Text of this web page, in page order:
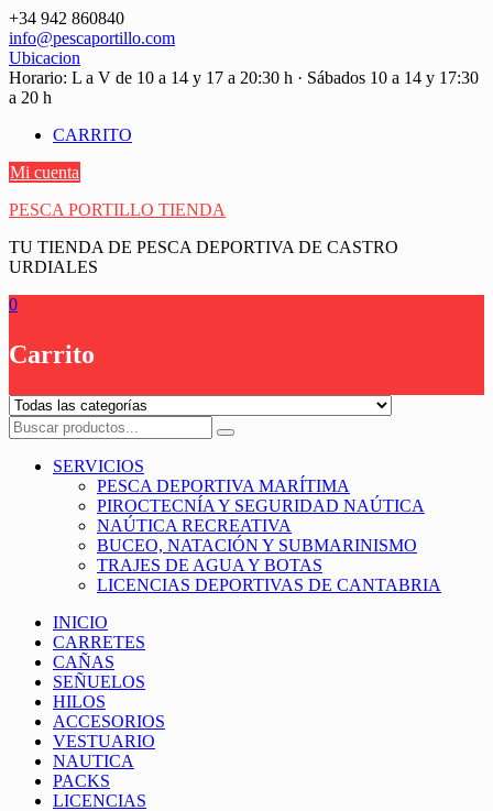
Saltar
contenido
+34 942 860840
info@pescaportillo.com
Ubicacion
Horario: L a V de 10 a 14 y 17 a 20:30 h · Sábados 10 a 14 y 17:30
a 20 h
CARRITO
Mi cuenta
PESCA PORTILLO TIENDA
TU TIENDA DE PESCA DEPORTIVA DE CASTRO
URDIALES
0
Carrito
SERVICIOS
PESCA DEPORTIVA MARÍTIMA
PIROCTECNÍA Y SEGURIDAD NAÚTICA
NAÚTICA RECREATIVA
BUCEO, NATACIÓN Y SUBMARINISMO
TRAJES DE AGUA Y BOTAS
LICENCIAS DEPORTIVAS DE CANTABRIA
INICIO
CARRETES
CAÑAS
SEÑUELOS
HILOS
ACCESORIOS
VESTUARIO
NAUTICA
PACKS
LICENCIAS